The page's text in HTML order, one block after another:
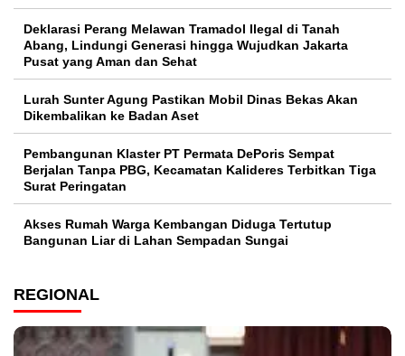
Deklarasi Perang Melawan Tramadol Ilegal di Tanah
Abang, Lindungi Generasi hingga Wujudkan Jakarta
Pusat yang Aman dan Sehat
Lurah Sunter Agung Pastikan Mobil Dinas Bekas Akan
Dikembalikan ke Badan Aset
Pembangunan Klaster PT Permata DePoris Sempat
Berjalan Tanpa PBG, Kecamatan Kalideres Terbitkan Tiga
Surat Peringatan
Akses Rumah Warga Kembangan Diduga Tertutup
Bangunan Liar di Lahan Sempadan Sungai
REGIONAL